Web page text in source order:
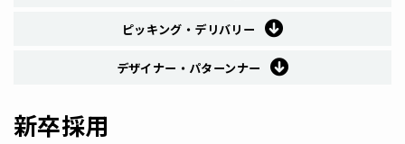
ピッキング・デリバリー
デザイナー・パターンナー
新卒採用